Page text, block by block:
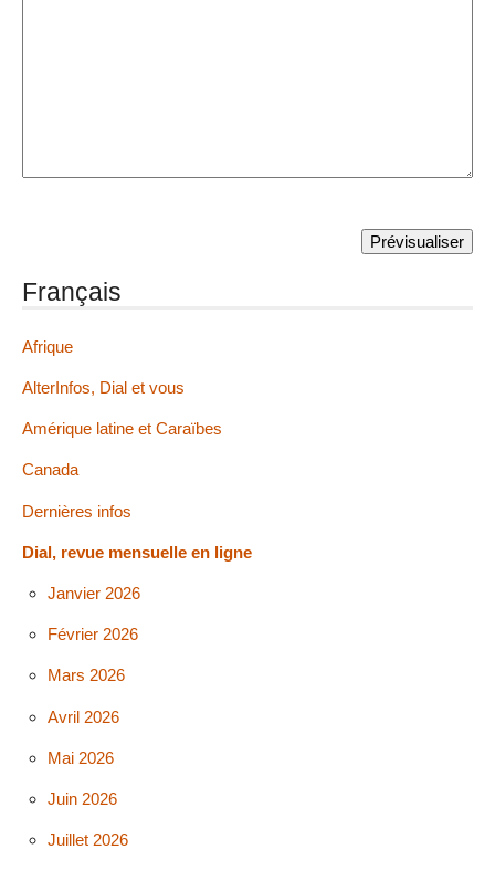
Français
Afrique
AlterInfos, Dial et vous
Amérique latine et Caraïbes
Canada
Dernières infos
Dial, revue mensuelle en ligne
Janvier 2026
Février 2026
Mars 2026
Avril 2026
Mai 2026
Juin 2026
Juillet 2026